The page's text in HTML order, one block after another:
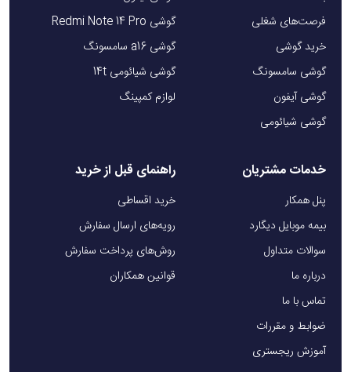
این دستگاه مناسب افرادی است که به دنبال ابروهای مرتب،
طبیعی و جذاب هستند و به راحتی، سرعت و دقت در اصلاح
اهمیت می‌دهند. با این محصول، می‌توانید به‌طور مداوم ظاهر خود
را زیبا و آراسته نگه دارید و از تجربه‌ای راحت و بی‌دغدغه در
مراقبت از ابروها بهره‌مند شوید.
فرصت‌های شغلی
خرید گوشی
گوشی سامسونگ
گوشی آیفون
گوشی شیائومی
گوشی Redmi Note 14 Pro
گوشی a16 سامسونگ
گوشی شیائومی 14t
لوازم کمپینگ
خدمات مشتریان
پنل همکار
بیمه موبایل دیگارد
سوالات متداول
درباره ما
تماس با ما
ضوابط و مقررات
آموزش ریجستری
راهنمای قبل از خرید
خرید اقساطی
رویه‌های ارسال سفارش
روش‌های پرداخت سفارش
قوانین همکاران